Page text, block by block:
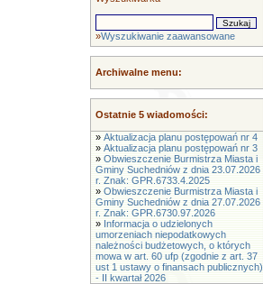
»Wyszukiwanie zaawansowane
Archiwalne menu:
Ostatnie 5 wiadomości:
» Aktualizacja planu postępowań nr 4
» Aktualizacja planu postępowań nr 3
» Obwieszczenie Burmistrza Miasta i
Gminy Suchedniów z dnia 23.07.2026
r. Znak: GPR.6733.4.2025
» Obwieszczenie Burmistrza Miasta i
Gminy Suchedniów z dnia 27.07.2026
r. Znak: GPR.6730.97.2026
» Informacja o udzielonych
umorzeniach niepodatkowych
należności budżetowych, o których
mowa w art. 60 ufp (zgodnie z art. 37
ust 1 ustawy o finansach publicznych)
- II kwartał 2026